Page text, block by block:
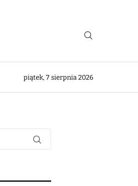
piątek, 7 sierpnia 2026